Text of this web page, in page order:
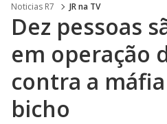
Noticias R7 JR na TV
Dez pessoas
em operação
contra a
bicho